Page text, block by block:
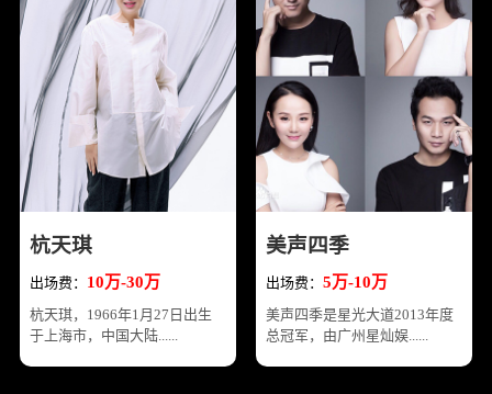
杭天琪
出场费： 10万-30万
杭天琪，1966年1月27日出生
于上海市，中国大陆......
美声四季
出场费：5万-10万
美声四季是星光大道2013年度
总冠军，由广州星灿娱......